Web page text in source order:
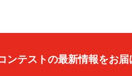
テストの最新情報をお届